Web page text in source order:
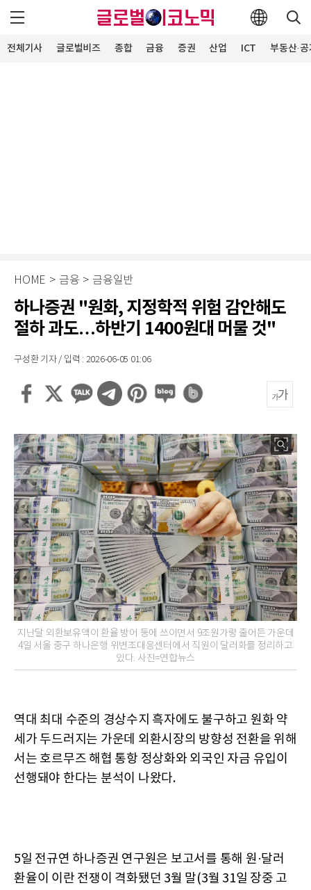
전체기사 글로벌비즈 종합 금융 증권 산업 ICT 부동산·
HOME > 금융 > 금융일반
하나증권 "원화, 지정학적 위험 감안해도
절하 과도…하반기 1400원대 머물 것"
구성환 기자 / 입력 : 2026-06-05 01:06
지난달 외환보유액이 환율 방어 등에 쓰이면서 9조원가량 줄어든 가운데
4일 서울 중구 하나은행 위변조대응센터에서 직원이 달러화를 정리하고
있다. 사진=연합뉴스
역대 최대 수준의 경상수지 흑자에도 불구하고 원화 약
세가 두드러지는 가운데 외환시장의 방향성 전환을 위해
서는 호르무즈 해협 통항 정상화와 외국인 자금 유입이
선행돼야 한다는 분석이 나왔다.
5일 전규연 하나증권 연구원은 보고서를 통해 원·달러
환율이 이란 전쟁이 격화됐던 3월 말(3월 31일 장중 고